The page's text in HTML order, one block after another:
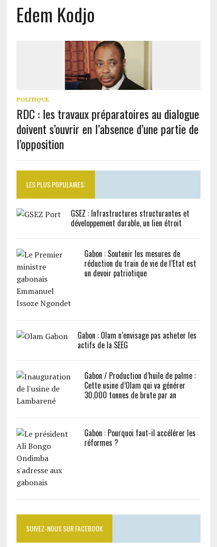
Edem Kodjo
POLITIQUE
RDC : les travaux préparatoires au dialogue
doivent s’ouvrir en l’absence d’une partie de
l’opposition
LES PLUS POPULAIRES:
GSEZ : Infrastructures structurantes et
développement durable, un lien étroit
Gabon : Soutenir les mesures de
réduction du train de vie de l’Etat est
un devoir patriotique
Gabon : Olam n’envisage pas acheter les
actifs de la SEEG
Gabon / Production d’huile de palme :
Cette usine d’Olam qui va générer
30.000 tonnes de brute par an
Gabon : Pourquoi faut-il accélérer les
réformes ?
SUIVEZ-NOUS SUR FACEBOOK